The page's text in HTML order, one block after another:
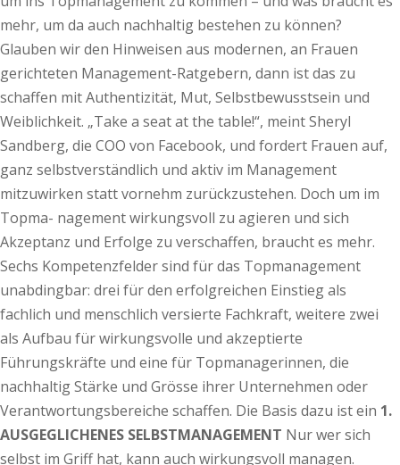
mehr, um da auch nachhaltig bestehen zu können?
Glauben wir den Hinweisen aus modernen, an Frauen
gerichteten Management-Ratgebern, dann ist das zu
schaffen mit Authentizität, Mut, Selbstbewusstsein und
Weiblichkeit. „Take a seat at the table!“, meint Sheryl
Sandberg, die COO von Facebook, und fordert Frauen auf,
ganz selbstverständlich und aktiv im Management
mitzuwirken statt vornehm zurückzustehen. Doch um im
Topma- nagement wirkungsvoll zu agieren und sich
Akzeptanz und Erfolge zu verschaffen, braucht es mehr.
Sechs Kompetenzfelder sind für das Topmanagement
unabdingbar: drei für den erfolgreichen Einstieg als
fachlich und menschlich versierte Fachkraft, weitere zwei
als Aufbau für wirkungsvolle und akzeptierte
Führungskräfte und eine für Topmanagerinnen, die
nachhaltig Stärke und Grösse ihrer Unternehmen oder
Verantwortungsbereiche schaffen. Die Basis dazu ist ein 1.
AUSGEGLICHENES SELBSTMANAGEMENT Nur wer sich
selbst im Griff hat, kann auch wirkungsvoll managen.